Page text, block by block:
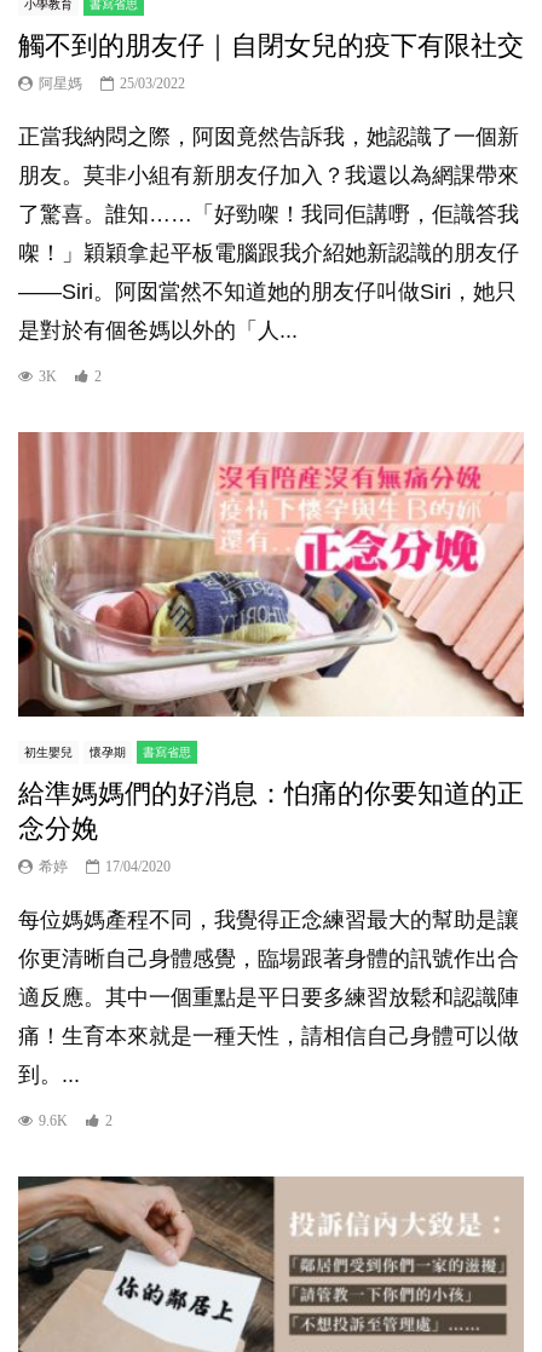
小學教育 書寫省思
觸不到的朋友仔｜自閉女兒的疫下有限社交
阿星媽 25/03/2022
正當我納悶之際，阿囡竟然告訴我，她認識了一個新
朋友。莫非小組有新朋友仔加入？我還以為網課帶來
了驚喜。誰知……「好勁㗎！我同佢講嘢，佢識答我
㗎！」穎穎拿起平板電腦跟我介紹她新認識的朋友仔
——Siri。阿囡當然不知道她的朋友仔叫做Siri，她只
是對於有個爸媽以外的「人...
3K 2
初生嬰兒 懷孕期 書寫省思
給準媽媽們的好消息：怕痛的你要知道的正
念分娩
希婷 17/04/2020
每位媽媽產程不同，我覺得正念練習最大的幫助是讓
你更清晰自己身體感覺，臨場跟著身體的訊號作出合
適反應。其中一個重點是平日要多練習放鬆和認識陣
痛！生育本來就是一種天性，請相信自己身體可以做
到。...
9.6K 2